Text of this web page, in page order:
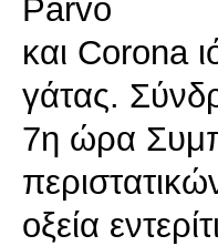
Parvo
και Corona
γάτας.
7η ώρα
οξεία